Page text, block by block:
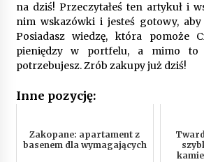
na dziś! Przeczytałeś ten artykuł i
nim wskazówki i jesteś gotowy,
Posiadasz wiedzę, która pomoże
pieniędzy w portfelu, a mimo to
potrzebujesz. Zrób zakupy już dziś!
Inne pozycję:
Zakopane: apartament z
basenem dla wymagających